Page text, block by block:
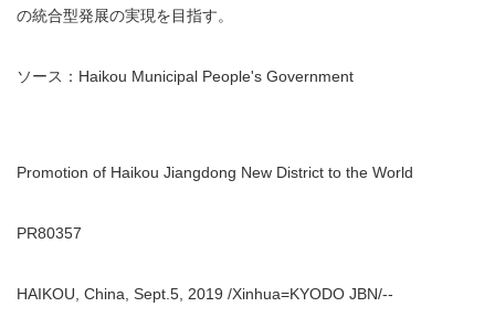
の統合型発展の実現を目指す。
ソース：Haikou Municipal People's Government
Promotion of Haikou Jiangdong New District to the World
PR80357
HAIKOU, China, Sept.5, 2019 /Xinhua=KYODO JBN/--